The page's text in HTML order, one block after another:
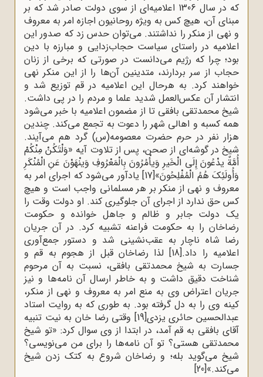
که در سال 1306 اعلامیه‌ای از سوی دولت صادر شد که بر
مبنای آن، هیچ کس به ویژه روحانیون اجازه امر به معروف
و نهی از منکر را نداشتند. می‌توان حدس زد که صدور این
اعلامیه در راستای سیاست حجاب‌زدایی و مبارزه با دین
بود؛ چرا که رژیم می‌دانست در صورتی که برخی از زنان
حجاب از سر بردارند، متدینین آن‌ها را از این منکر نهی
خواهند کرد. به هرحال این اعلامیه در قم توزیع شد و
انتشار آن عکس‌العمل شدید علما و مردم را در پی داشت.
شیخ محمدتقی بافقی تا از مضمون اعلامیه با خبر می‌شود
همه کسبه و اهالی شهر را دعوت به تجمع می‌کند. چندین
هزار نفر در حرم حضرت معصومه(س) گرد هم می‌آیند.
شیخ در گوشه‌ای از صحن، پس از تلاوت آیه «وَلْتَکُنْ مِنْکُمْ
أُمَّةٌ یدْعُونَ إِلَى الْخَیرِ وَیأْمُرُونَ بِالْمَعْرُوفِ وَینْهَوْنَ عَنِ الْمُنْکَرِ
وَأُولَئِکَ هُمُ الْمُفْلِحُونَ»[17]
یادآور می‌شود که اجرای امر به
معروف و نهی از منکر بر هر مسلمانی واجب است و هیچ
کس حق ندارد از اجرای آن جلوگیری کند. او دولت وقت را
یک دولت جابر و ظالم و جاهل خوانده و حکومت
رضاخان را به حکومت فراعنه تشبیه کرد. در آن جریان
رضا شاه ناچار به عقب‌نشینی شد و دستور جمع‌آوری
اعلامیه را داد.[18]
لذا رضاخان قبل از هجوم به قم و
جسارت به شیخ محمدتقی بافقی، نسبت به آن مرحوم
شناخت دقیق داشت و به خاطر ارسال آن نامه‌ها و نیز
جریان اعتراض وی به منع امر به معروف و نهی از منکر،
کینه وی را به دل گرفته بود. به طوری که به روایت استاد
عبدالحسین حائری یزدی[19]
وقتی رضا خان به نیت تنبیه
آقای بافقی به قم آمد، در ابتدا از وی سوال کرد: «تو شیخ
محمدتقی هستی؟ تو آن نامه‌ها را برای من می‌نویسی؟
شیخ می‌گوید بله؛ و رضاخان شروع به کتک زدن شیخ
می‌کند.»[20]